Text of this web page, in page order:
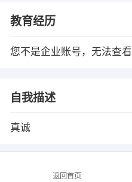
教育经历
您不是企业账号，无法查看
自我描述
真诚
温馨提示返回首页